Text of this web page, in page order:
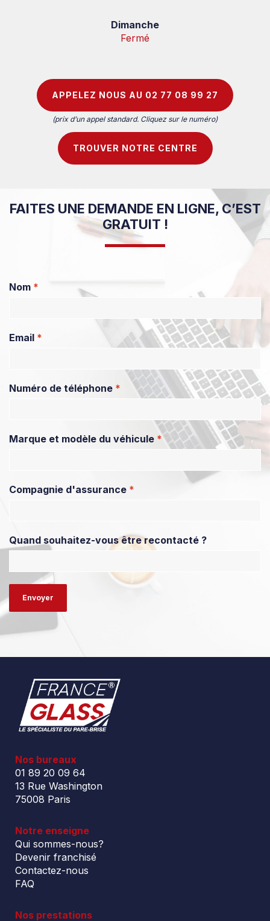
Dimanche
Fermé
APPELEZ NOUS AU 02 77 08 99 27
(prix d’un appel standard. Cliquez sur le numéro)
TROUVER NOTRE CENTRE
FAITES UNE DEMANDE EN LIGNE, C’EST
GRATUIT !
Nom *
Email *
Numéro de téléphone *
Marque et modèle du véhicule *
Compagnie d'assurance *
Quand souhaitez-vous être recontacté ?
Nos bureaux
01 89 20 09 64
13 Rue Washington
75008 Paris
Notre enseigne
Qui sommes-nous?
Devenir franchisé
Contactez-nous
FAQ
Nos prestations